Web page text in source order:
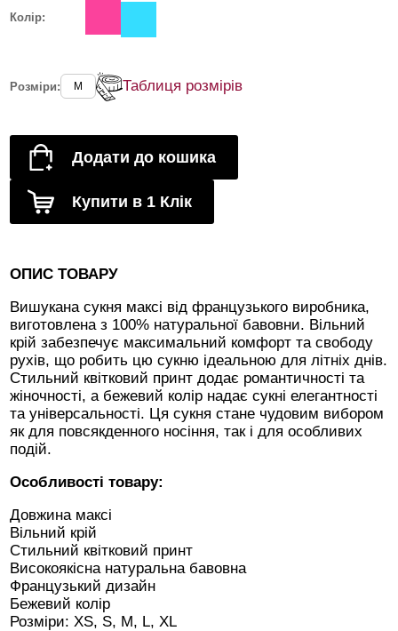
Колір:
Розміри: M Таблиця розмірів
Додати до кошика
Купити в 1 Клік
ОПИС ТОВАРУ
Вишукана сукня максі від французького виробника,
виготовлена з 100% натуральної бавовни. Вільний
крій забезпечує максимальний комфорт та свободу
рухів, що робить цю сукню ідеальною для літніх днів.
Стильний квітковий принт додає романтичності та
жіночності, а бежевий колір надає сукні елегантності
та універсальності. Ця сукня стане чудовим вибором
як для повсякденного носіння, так і для особливих
подій.
Особливості товару:
Довжина максі
Вільний крій
Стильний квітковий принт
Високоякісна натуральна бавовна
Французький дизайн
Бежевий колір
Розміри: XS, S, M, L, XL